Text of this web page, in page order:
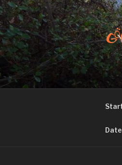
Zum
Inhalt
springen